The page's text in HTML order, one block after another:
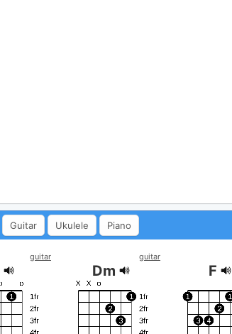
Guitar Ukulele Piano
guitar guitar
Dm F